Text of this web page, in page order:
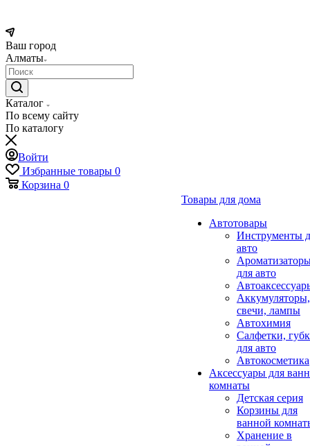
Ваш город
Алматы
Каталог
По всему сайту
По каталогу
Войти
Избранные товары 0
Корзина 0
Товары для дома
Автотовары
Инструменты
авто
для авто
Аккумуляторы,
свечи, лампы
Автохимия
Салфетки,
для авто
Автокосметика
Аксессуары для
комнаты
Детская серия
Корзины для
ванной
Хранение в